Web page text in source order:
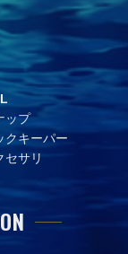
ップ
クキーパー
セサリ